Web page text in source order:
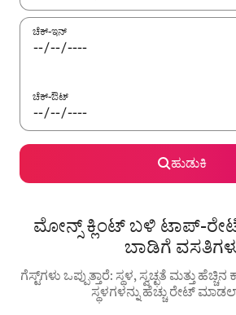
ಚೆಕ್-ಇನ್
ಚೆಕ್-ಔಟ್
ಹುಡುಕಿ
ಮೋನ್ಸ್ ಕ್ಲಿಂಟ್ ಬಳಿ ಟಾಪ್-
ಬಾಡಿಗೆ
ಗೆಸ್ಟ್‌ಗಳು ಒಪ್ಪುತ್ತಾರೆ: ಸ್ಥಳ, ಸ್ವಚ್ಛತೆ ಮತ್ತು
ಸ್ಥಳಗಳನ್ನು ಹೆಚ್ಚು ರೇಟ್